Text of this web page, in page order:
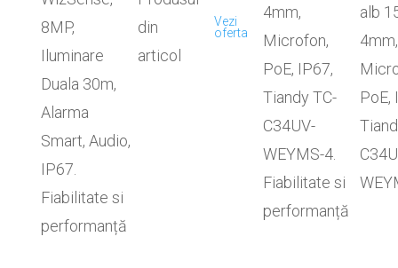
8MP,
Iluminare
Duala 30m,
Alarma
Smart, Audio,
IP67.
Fiabilitate si
performanță
din
articol
Vezi
oferta
4mm,
Microfon,
PoE, IP67,
Tiandy TC-
C34UV-
WEYMS-4.
Fiabilitate si
performanță
alb
4mm,
PoE,